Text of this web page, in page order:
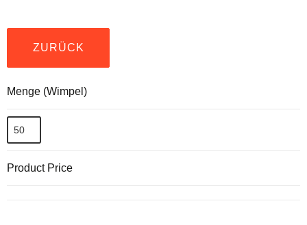
ZURÜCK
Menge (Wimpel)
Product Price